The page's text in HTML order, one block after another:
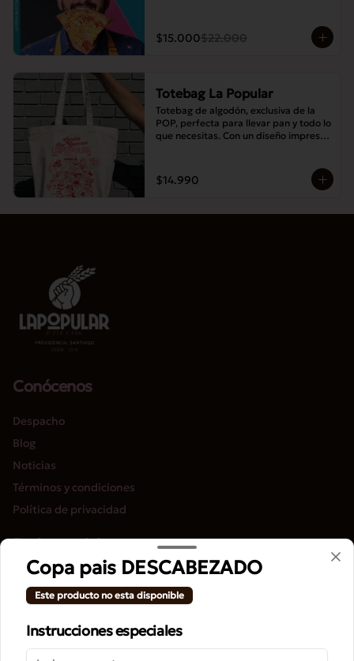
familia.
$15.000$22.000
Totebag La Popular
Totebag de algodón, exclusiva de la
POP, perfecta para llevar pan y todo lo
que necesitas. Con un diseño impreso
$14.990
Conócenos
Despacho
Blog
Noticias
Términos y condiciones
Política de privacidad
Redes sociales
Instagram
Facebook
Mi cuenta
Copa pais DESCABEZADO
Este producto no esta disponible
Instrucciones especiales